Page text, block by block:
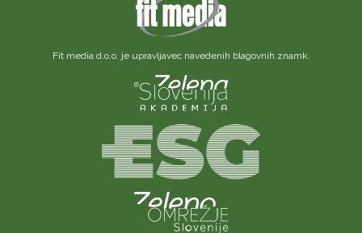
Fit media d.o.o. je upravljavec navedenih blagovnih znamk.